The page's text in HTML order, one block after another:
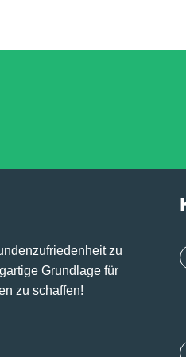
zu
Grundlage für
zu schaffen!